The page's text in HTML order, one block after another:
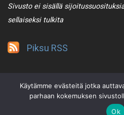
Sivusto ei sisällä
sellaiseksi tulkita
Piksu RSS
Käytämme evästeitä jotka
parhaan kokemuksen
Ok